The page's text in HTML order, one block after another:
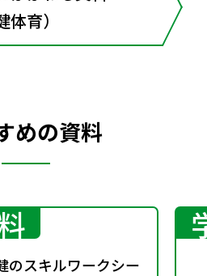
体育）
めの資料
のスキルワークシー